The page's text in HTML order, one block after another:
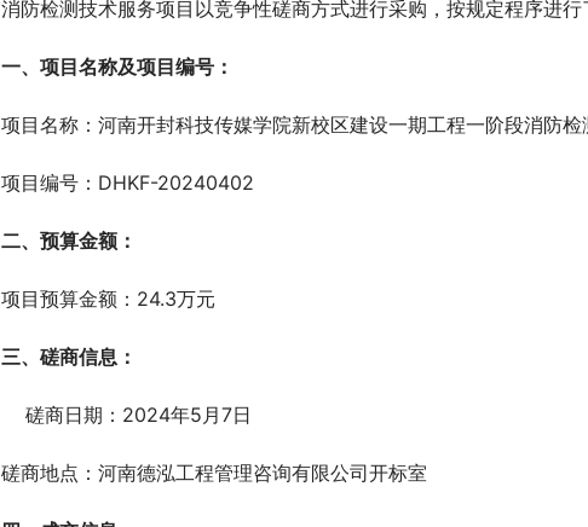
消防检测技术服务项目以竞争性磋商方式进行采购，按规定程序进
一、项目名称及项目编号：
项目名称：河南开封科技传媒学院新校区建设一期工程一阶段消防检
项目编号：DHKF-20240402
二、预算金额：
项目预算金额：24.3万元
三、磋商信息：
磋商日期：2024年5月7日
磋商地点：河南德泓工程管理咨询有限公司开标室